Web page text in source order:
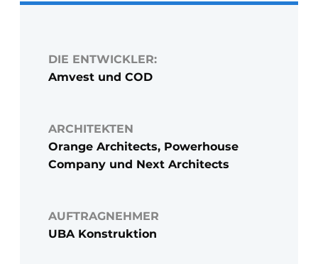
DIE ENTWICKLER:
Amvest und COD
ARCHITEKTEN
Orange Architects, Powerhouse
Company und Next Architects
AUFTRAGNEHMER
UBA Konstruktion